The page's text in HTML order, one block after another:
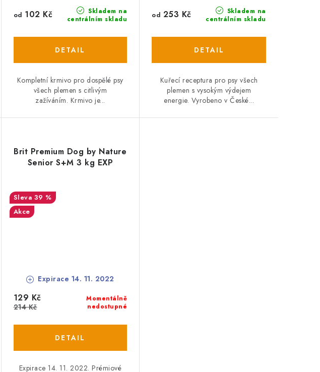
Skladem na
centrálním skladu
od 102 Kč
Kompletní krmivo pro dospělé psy
všech plemen s citlivým
zažíváním. Krmivo je...
Skladem na
centrálním skladu
od 253 Kč
Kuřecí receptura pro psy všech
plemen s vysokým výdejem
energie. Vyrobeno v České...
Brit Premium Dog by Nature
Senior S+M 3 kg EXP
39 %
Akce
Expirace 14. 11. 2022
Momentálně
nedostupné
129 Kč
214 Kč
Expirace 14. 11. 2022. Prémiové